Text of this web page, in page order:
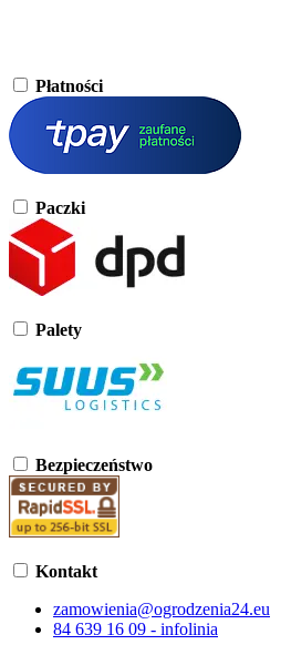
Płatności
Paczki
Palety
Bezpieczeństwo
Kontakt
zamowienia@ogrodzenia24.eu
84 639 16 09 - infolinia